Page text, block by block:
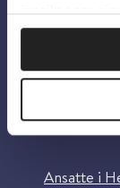
innsikt som
Bilder fra
Kontakt
Ansatte i